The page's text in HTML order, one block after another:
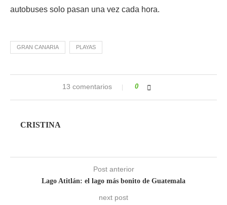
autobuses solo pasan una vez cada hora.
GRAN CANARIA PLAYAS
13 comentarios 0
CRISTINA
Post anterior
Lago Atitlán: el lago más bonito de Guatemala
next post